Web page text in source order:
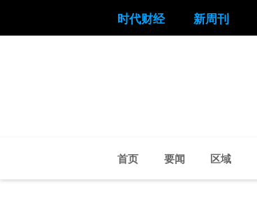
时代财经 新周刊
首页 要闻 区域